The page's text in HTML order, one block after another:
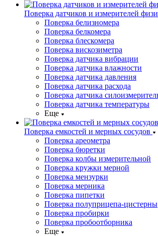
Поверка датчиков и измерителей
Поверка белизномера
Поверка белкомера
Поверка блескомера
Поверка вискозиметра
Поверка датчика вибрации
Поверка датчика влажности
Поверка датчика давления
Поверка датчика расхода
Поверка датчика
Поверка датчика температуры
Еще
Поверка емкостей и мерных сосудов
Поверка ареометра
Поверка бюретки
Поверка колбы измерительной
Поверка кружки мерной
Поверка мензурки
Поверка мерника
Поверка пипетки
Поверка полуприцепа-цистерны
Поверка пробирки
Поверка пробоотборника
Еще